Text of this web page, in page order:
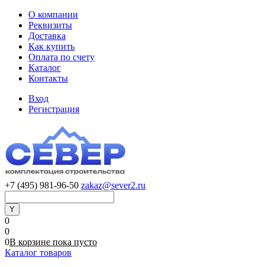
О компании
Реквизиты
Доставка
Как купить
Оплата по счету
Каталог
Контакты
Вход
Регистрация
+7 (495) 981-96-50 zakaz@sever2.ru
0
0
0В корзине пока пусто
Каталог товаров